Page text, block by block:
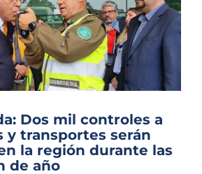
Programación
Podcast
Noticias
Reportajes
Columnas
Música Clásica
Dos mil controles a
y transportes serán
la región durante las
de año